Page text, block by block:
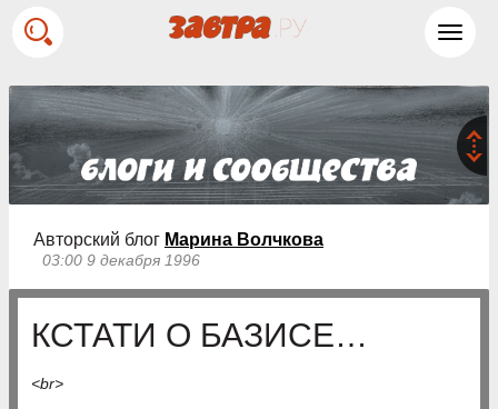
Авторский блог Марина Волчкова
03:00 9 декабря 1996
КСТАТИ О БАЗИСЕ…
<br>